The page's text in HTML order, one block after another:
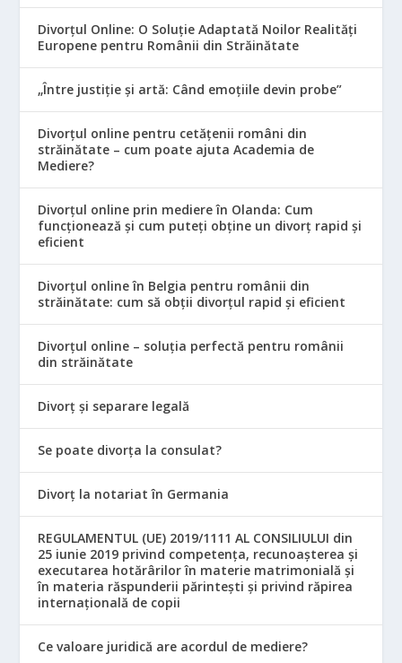
Divorțul Online: O Soluție Adaptată Noilor Realități
Europene pentru Românii din Străinătate
„Între justiție și artă: Când emoțiile devin probe”
Divorțul online pentru cetățenii români din
străinătate – cum poate ajuta Academia de
Mediere?
Divorțul online prin mediere în Olanda: Cum
funcționează și cum puteți obține un divorț rapid și
eficient
Divorțul online în Belgia pentru românii din
străinătate: cum să obții divorțul rapid și eficient
Divorțul online – soluția perfectă pentru românii
din străinătate
Divorț și separare legală
Se poate divorța la consulat?
Divorț la notariat în Germania
REGULAMENTUL (UE) 2019/1111 AL CONSILIULUI din
25 iunie 2019 privind competența, recunoașterea și
executarea hotărârilor în materie matrimonială și
în materia răspunderii părintești și privind răpirea
internațională de copii
Ce valoare juridică are acordul de mediere?